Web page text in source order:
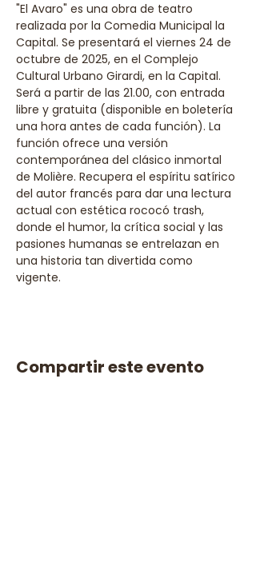
"El Avaro" es una obra de teatro
realizada por la Comedia Municipal la
Capital. Se presentará el viernes 24 de
octubre de 2025, en el Complejo
Cultural Urbano Girardi, en la Capital.
Será a partir de las 21.00, con entrada
libre y gratuita (disponible en boletería
una hora antes de cada función). La
función ofrece una versión
contemporánea del clásico inmortal
de Molière. Recupera el espíritu satírico
del autor francés para dar una lectura
actual con estética rococó trash,
donde el humor, la crítica social y las
pasiones humanas se entrelazan en
una historia tan divertida como
vigente.
Compartir este evento